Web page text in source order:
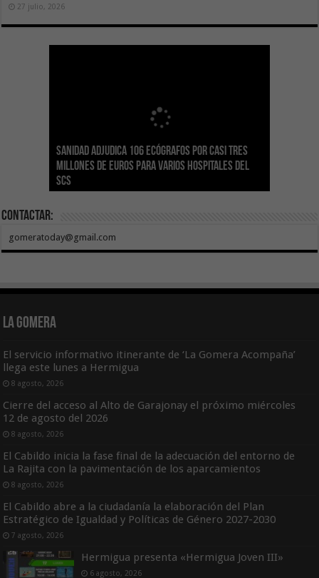
27 julio, 2026
Sanidad adjudica 106 ecógrafos por casi tres
millones de euros para varios hospitales del
SCS
Gesplan logra la máxima puntuación en el
Índice de Transparencia de Canarias por cuarto
año consecutivo
El Gobierno canario concede ayudas del
POSEICAN-Pesca al sector por valor de 7,09 M€
tras aumentar las cuantías
Transición Ecológica coordina con Ashotel su
adhesión a la Red de Refugios Climáticos de
Canarias
Visocan incorpora 170 pisos a su parque de
vivienda protegida en régimen de alquiler
asequible de Tenerife
Sanidad refuerza la capacidad diagnóstica de
los centros de salud con el impulso de la
ecografía clínica
Contactar:
gomeratoday@gmail.com
La Gomera
El servicio informativo itinerante de ‘La Gomera Acompaña’
llega este lunes a Hermigua
8 agosto, 2026
Cierre del acceso al Alto de Garajonay el próximo miércoles
12 de agosto del 2026
8 agosto, 2026
El Cabildo inicia la fase final de la adecuación del entorno de
La Rajita con la pavimentación de los aparcamientos
8 agosto, 2026
El Cabildo abre a la ciudadanía la elaboración del Plan
Estratégico de Igualdad y Políticas de Género 2027-2030
7 agosto, 2026
Hermigua presenta «Hermigua Joven III»
6 agosto, 2026